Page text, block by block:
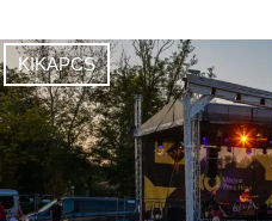
KIKAPCS